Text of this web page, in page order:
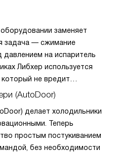
заменяет
задача — сжимание
давлением на испаритель
Либхер используется
который не вредит
перегоняет его
принципу насоса. Чем
тем качественнее
затрачивается
(AutoDoor)
делает холодильники
Теперь
простым постукиванием
без необходимости